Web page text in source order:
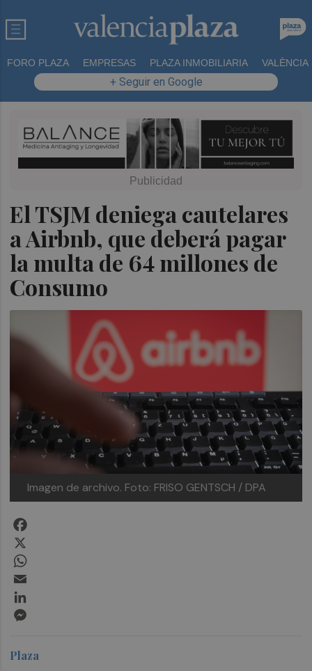
FORO PLAZA EMPRESAS PLAZA INMOBILIARIA VALÈNCIA
+ Seguir en Google
El TSJM deniega cautelares
a Airbnb, que deberá pagar
la multa de 64 millones de
Consumo
Imagen de archivo. Foto: FRISO GENTSCH / DPA
Plaza